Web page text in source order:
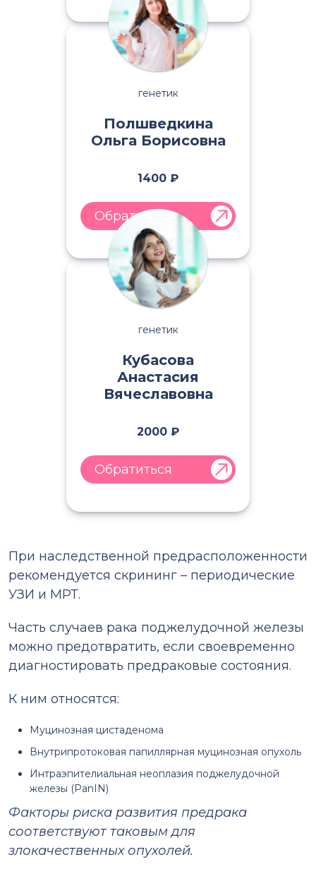
генетик
Полшведкина
Ольга Борисовна
1400 ₽
Обратиться
генетик
Кубасова
Анастасия
Вячеславовна
2000 ₽
Обратиться
При наследственной предрасположенности
рекомендуется скрининг – периодические
УЗИ и МРТ.
Часть случаев рака поджелудочной железы
можно предотвратить, если своевременно
диагностировать предраковые состояния.
К ним относятся:
Муцинозная цистаденома
Внутрипротоковая папиллярная муцинозная опухоль
Интраэпителиальная неоплазия поджелудочной
железы (PanIN)
Факторы риска развития предрака
соответствуют таковым для
злокачественных опухолей.